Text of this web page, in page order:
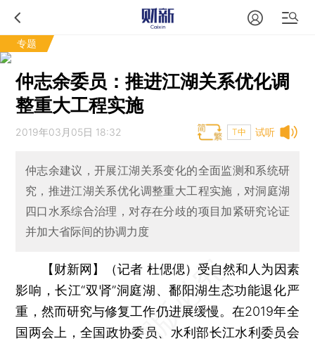
专题
仲志余委员：推进江湖关系优化调
整重大工程实施
试听
2019年03月05日 18:32 T中
仲志余建议，开展江湖关系变化的全面监测和系统研
究，推进江湖关系优化调整重大工程实施，对洞庭湖
四口水系综合治理，对存在分歧的项目加紧研究论证
并加大省际间的协调力度
【财新网】（记者 杜偲偲） 受自然和人为因素
影响，长江“双肾”洞庭湖、鄱阳湖生态功能退化严
重，然而研究与修复工作仍进展缓慢。在2019年全
国两会上，全国政协委员、水利部长江水利委员会